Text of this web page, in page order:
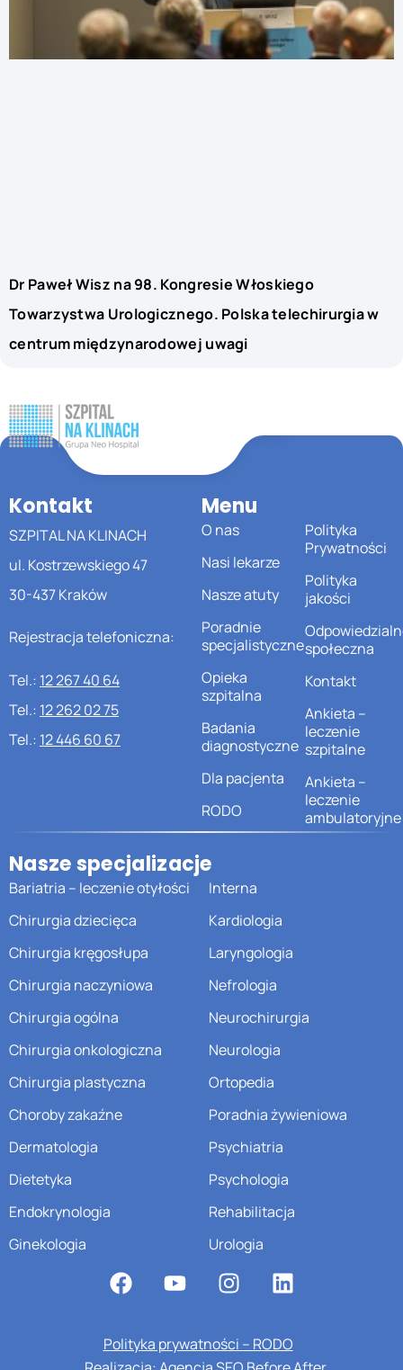
Dr Paweł Wisz na 98. Kongresie Włoskiego
Towarzystwa Urologicznego. Polska telechirurgia w
centrum międzynarodowej uwagi
Kontakt
SZPITAL NA KLINACH
ul. Kostrzewskiego 47
30-437 Kraków
Rejestracja telefoniczna:
Tel.: 12 267 40 64
Tel.: 12 262 02 75
Tel.: 12 446 60 67
Menu
O nas
Nasi lekarze
Nasze atuty
Poradnie
specjalistyczne
Opieka
szpitalna
Badania
diagnostyczne
Dla pacjenta
RODO
Polityka
Prywatności
Polityka
jakości
społeczna
Kontakt
Ankieta –
leczenie
szpitalne
Ankieta –
leczenie
ambulatoryjne
Nasze specjalizacje
Bariatria – leczenie otyłości
Chirurgia dziecięca
Chirurgia kręgosłupa
Chirurgia naczyniowa
Chirurgia ogólna
Chirurgia onkologiczna
Chirurgia plastyczna
Choroby zakaźne
Dermatologia
Dietetyka
Endokrynologia
Ginekologia
Interna
Kardiologia
Laryngologia
Nefrologia
Neurochirurgia
Neurologia
Ortopedia
Poradnia żywieniowa
Psychiatria
Psychologia
Rehabilitacja
Urologia
Polityka prywatności – RODO